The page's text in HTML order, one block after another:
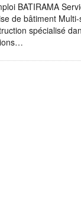
BATIRAMA
de bâtiment
spécialisé